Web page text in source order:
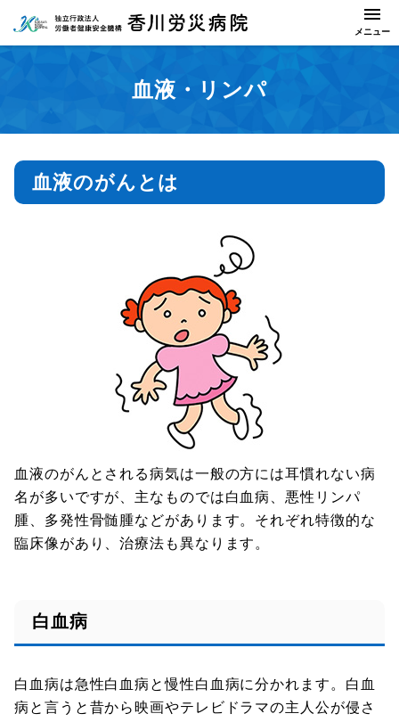
血液・リンパ
血液のがんとは
血液のがんとされる病気は一般の方には耳慣れない病
名が多いですが、主なものでは白血病、悪性リンパ
腫、多発性骨髄腫などがあります。それぞれ特徴的な
臨床像があり、治療法も異なります。
白血病
白血病は急性白血病と慢性白血病に分かれます。白血
病と言うと昔から映画やテレビドラマの主人公が侵さ